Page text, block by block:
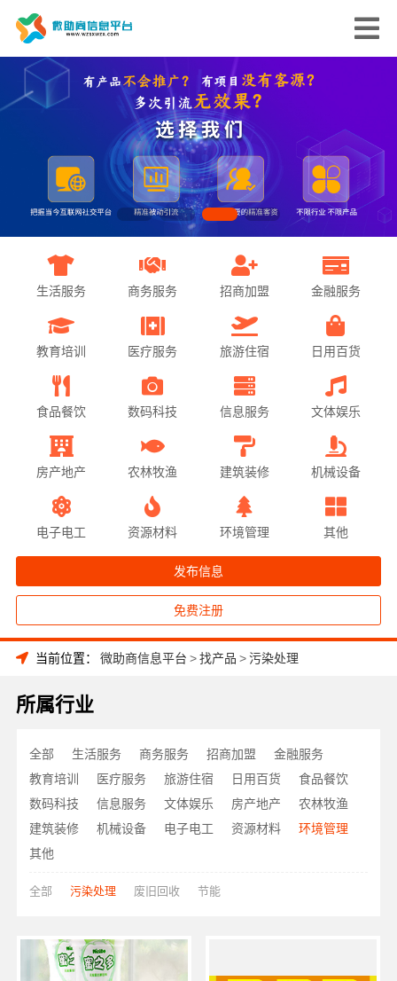
生活服务 商务服务 招商加盟 金融服务
教育培训 医疗服务 旅游住宿 日用百货
食品餐饮 数码科技 信息服务 文体娱乐
房产地产 农林牧渔 建筑装修 机械设备
电子电工 资源材料 环境管理 其他
发布信息
免费注册
当前位置： 微助商信息平台 >找产品 >污染处理
所属行业
全部 生活服务 商务服务 招商加盟
金融服务
教育培训
医疗服务 旅游住宿 日用百货
食品餐饮
数码科技
信息服务 文体娱乐 房产地产
农林牧渔
建筑装修
机械设备 电子电工 资源材料
环境管理
其他
全部 污染处理 废旧回收 节能